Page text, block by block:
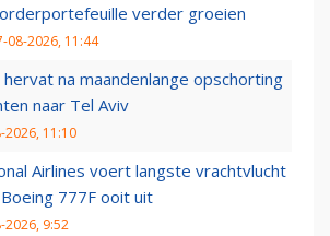
verder groeien
08-2026, 11:44
hervat na maandenlange opschorting
naar Tel Aviv
2026, 11:10
Airlines voert langste vrachtvlucht
777F ooit uit
2026, 9:52